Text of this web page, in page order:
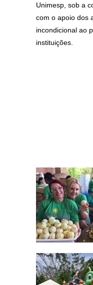
Unimesp, sob a
com o apoio dos
incondicional ao
instituições.